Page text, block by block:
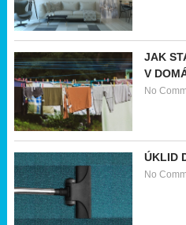
JAK
V
No
ÚKLID
No